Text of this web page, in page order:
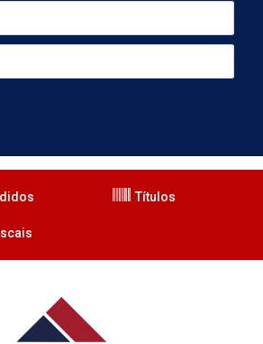
Títulos